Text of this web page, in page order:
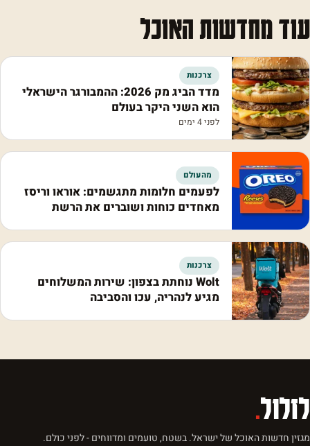
עוד מחדשות האוכל
צרכנות
מדד הביג מק 2026: ההמבורגר הישראלי
הוא השני היקר בעולם
לפני 4 ימים
מהעולם
לפעמים חלומות מתגשמים: אוראו וריסז
מאחדים כוחות ושוברים את הרשת
צרכנות
Wolt נוחתת בצפון: שירות המשלוחים
מגיע לנהריה, עכו והסביבה
לזלול.
מגזין חדשות האוכל של ישראל. בשטח, טועמים ומדווחים - לפני כולם.